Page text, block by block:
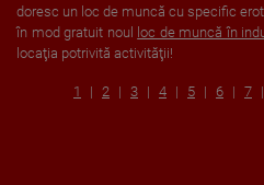
doresc un loc de muncă cu specific
în mod gratuit noul
loc de muncă în
locaţia potrivită activităţii!
1 2 3 4 5 6 7